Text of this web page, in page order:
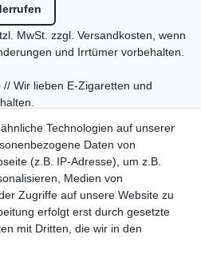
MwSt. zzgl. Versandkosten , wenn
und Irrtümer vorbehalten.
Wir lieben E-Zigaretten und
wir telefonisch wegen hoher
nicht erreichbar sein sollten.
E-Mail mit Ihrer Telefonnummer
um Rückruf.
zurück.
Technologien auf unserer
Daten von
(z.B. IP-Adresse), um z.B.
Medien von
Zugriffe auf unsere Website zu
erfolgt erst durch gesetzte
mit Dritten, die wir in den